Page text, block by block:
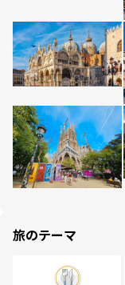
旅のテーマ